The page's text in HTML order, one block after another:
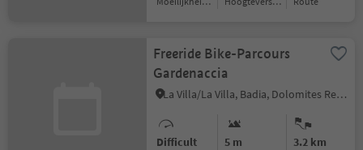
Freeride Bike-Parcours
Gardenaccia
La Villa/La Villa, Badia, Dolomites Region Alta Badia
Difficult 5 m 3.2 km